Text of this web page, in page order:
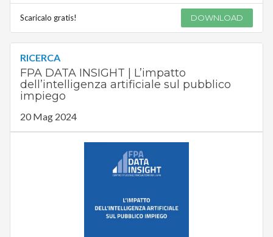
Scaricalo gratis! DOWNLOAD
RICERCA
FPA DATA INSIGHT | L’impatto
dell’intelligenza artificiale sul pubblico
impiego
20 Mag 2024